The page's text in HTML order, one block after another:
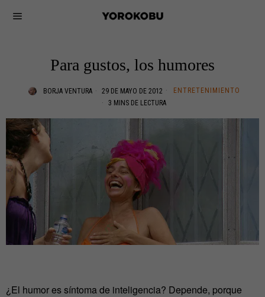
Para gustos, los humores
BORJA VENTURA 29 DE MAYO DE 2012
ENTRETENIMIENTO
3 MINS DE LECTURA
¿El humor es síntoma de inteligencia? Depende, porque